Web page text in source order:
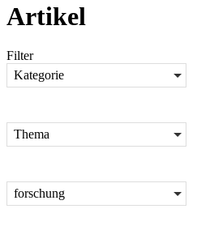
Artikel
Filter
Kategorie
Thema
forschung